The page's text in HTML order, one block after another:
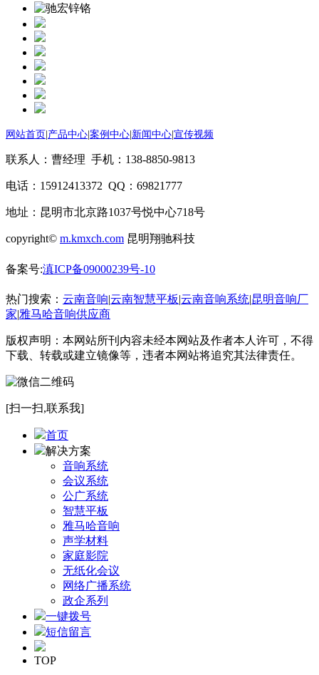
网站首页 产品中心 案例中心 新闻中心 宣传视频
联系人：曹经理 手机：138-8850-9813
电话：15912413372 QQ：69821777
地址：昆明市北京路1037号悦中心718号
copyright© m.kmxch.com 昆明翔驰科技
备案号:滇ICP备09000239号-10
热门搜索： 云南音响|云南智慧平板|云南音响系统|昆明音响厂
家|雅马哈音响供应商
版权声明：本网站所刊内容未经本网站及作者本人许可，不得
下载、转载或建立镜像等，违者本网站将追究其法律责任。
[扫一扫,联系我]
首页
解决方案
音响系统
会议系统
公广系统
智慧平板
雅马哈音响
声学材料
家庭影院
无纸化会议
网络广播系统
政企系列
一键拨号
短信留言
TOP